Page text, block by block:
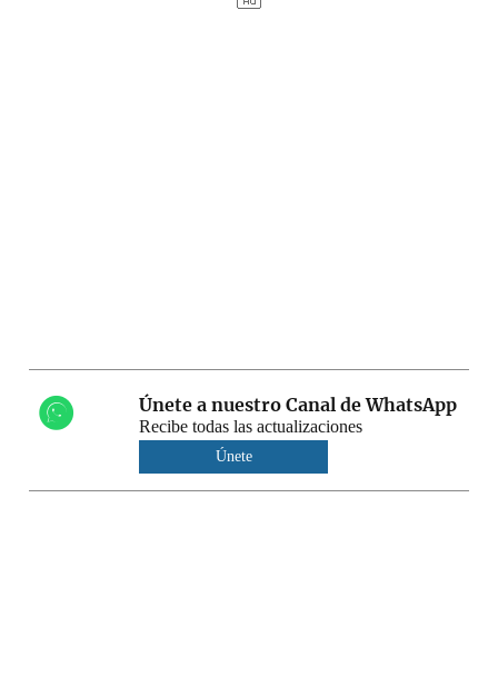
Únete a nuestro Canal de WhatsApp
Recibe todas las actualizaciones
Únete